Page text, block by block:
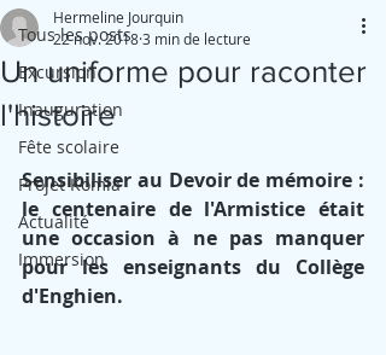
Tous les posts
Excursion
Inauguration
Fête scolaire
Projet Komla
Actualité
Immersion
Un uniforme pour raconter
l'histoire
Hermeline Jourquin
22 nov. 20183 min de lecture
Sensibiliser au Devoir de mémoire :
le centenaire de l'Armistice était
une occasion à ne pas manquer
pour les enseignants du Collège
d'Enghien.